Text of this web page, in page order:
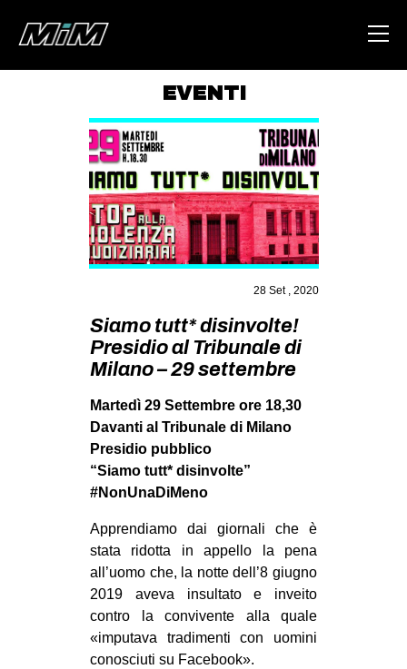
AREA
DEGENERAZIONE
GAZA FREESTYLE
CSOA LAMBRETTA
MSM
STUDENTI TSUNAMI
ZAM
MOBILITAZIONI
SPAZI
MOVIMENTI
AMBIENTE
ANTIFASCISMO
DIRITTO ALL’ABITARE
EVENTI
28 Set , 2020
Siamo tutt* disinvolte!
Presidio al Tribunale di
Milano – 29 settembre
Martedì 29 Settembre ore 18,30
Davanti al Tribunale di Milano
Presidio pubblico
“Siamo tutt* disinvolte”
#NonUnaDiMeno
Apprendiamo dai giornali che è
stata ridotta in appello la pena
all’uomo che, la notte dell’8 giugno
2019 aveva insultato e inveito
contro la convivente alla quale
«imputava tradimenti con uomini
conosciuti su Facebook».